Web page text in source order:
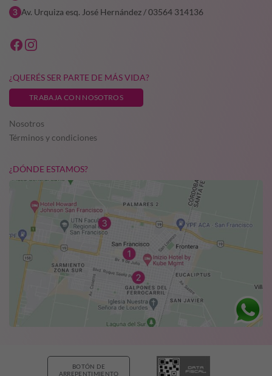
Av. Urquiza esq. José Hernández / 03564 314136
¿QUERÉS SER PARTE DE MÁS VIDA?
TRABAJA CON NOSOTROS
Nosotros
Términos y condiciones
¿DÓNDE ESTAMOS?
BOTÓN DE
ARREPENTIMIENTO